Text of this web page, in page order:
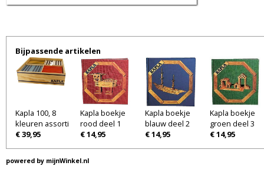
Bijpassende artikelen
Kapla 100, 8
kleuren assorti
€ 39,95
Kapla boekje
rood deel 1
€ 14,95
Kapla boekje
blauw deel 2
€ 14,95
Kapla boekje
groen deel 3
€ 14,95
powered by mijnWinkel.nl